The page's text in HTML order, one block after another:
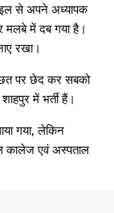
से अपने अध्यापक
मलबे में दब गया है।
रखा।
छत पर छेद कर सबको
में भर्ती हैं।
गया, लेकिन
कालेज एवं अस्पताल